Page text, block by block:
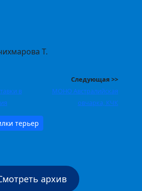
Т.
в
Следующая >>
МОНО Австралийская
овчарка, КЧК
терьер
архив